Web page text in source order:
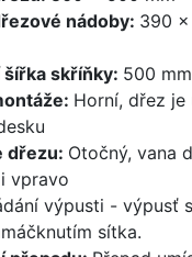
nádoby: 390
šířka skříňky: 500 mm
Horní, dřez je
dřezu: Otočný, vana
vpravo
výpusti - výpusť
sítka.